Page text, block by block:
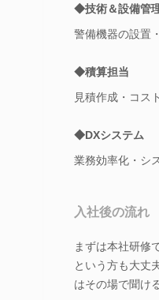
◆技術＆設備管
警備機器の設置
◆積算担当
見積作成・コス
◆DXシステム
業務効率化・シ
入社後の流れ
まずは本社研修
という方も大丈
はその場で聞け